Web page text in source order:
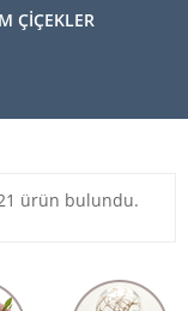
ÇİÇEKLER
ürün bulundu.